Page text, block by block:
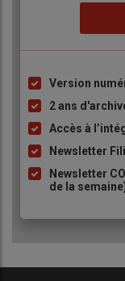
Liste
à
puce
Version
2 ans
Accès à
Newsletter
Newsletter
de la